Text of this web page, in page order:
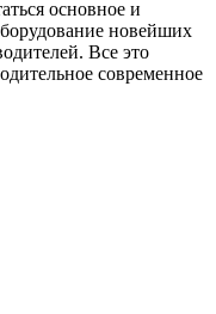
основное и
новейших
Все это
современное